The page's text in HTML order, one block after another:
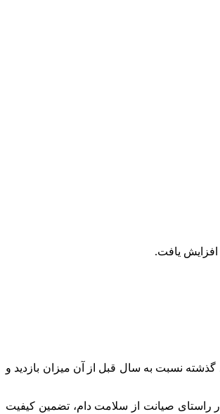
نسبت به سال قبل از آن میزان بازدید و
راستای صیانت از سلامت دام، تضمین کیفیت